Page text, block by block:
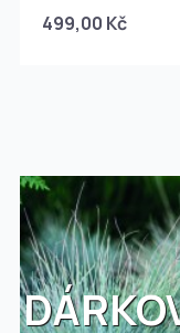
499,00 Kč